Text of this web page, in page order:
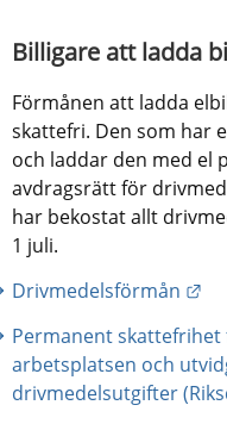
Billigare att ladda
Förmånen att ladda
skattefri. Den som har
och laddar den med el
avdragsrätt för
har bekostat allt
1 juli.
Drivmedelsförmån
Permanent
arbetsplatsen och
drivmedelsutgifter